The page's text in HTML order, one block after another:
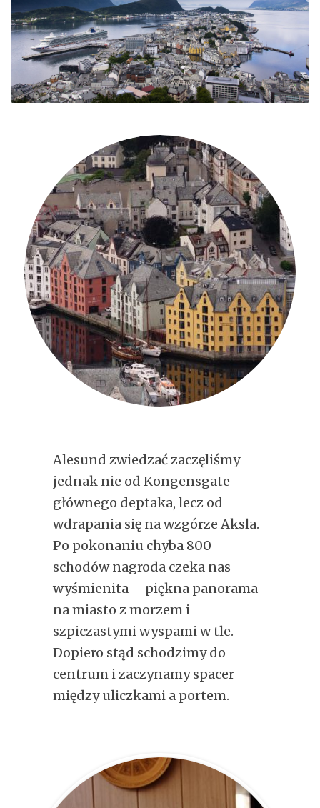
Alesund zwiedzać zaczęliśmy
jednak nie od Kongensgate –
głównego deptaka, lecz od
wdrapania się na wzgórze Aksla.
Po pokonaniu chyba 800
schodów nagroda czeka nas
wyśmienita – piękna panorama
na miasto z morzem i
szpiczastymi wyspami w tle.
Dopiero stąd schodzimy do
centrum i zaczynamy spacer
między uliczkami a portem.